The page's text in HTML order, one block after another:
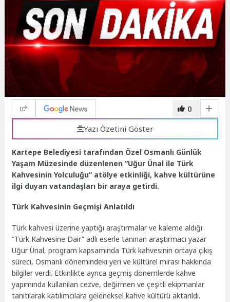
0
Yazı Özetini Göster
Kartepe Belediyesi tarafından Özel Osmanlı Günlük
Yaşam Müzesinde düzenlenen “Uğur Ünal ile Türk
Kahvesinin Yolculuğu” atölye etkinliği, kahve kültürüne
ilgi duyan vatandaşları bir araya getirdi.
Türk Kahvesinin Geçmişi Anlatıldı
Türk kahvesi üzerine yaptığı araştırmalar ve kaleme aldığı
“Türk Kahvesine Dair” adlı eserle tanınan araştırmacı yazar
Uğur Ünal, program kapsamında Türk kahvesinin ortaya çıkış
süreci, Osmanlı dönemindeki yeri ve kültürel mirası hakkında
bilgiler verdi. Etkinlikte ayrıca geçmiş dönemlerde kahve
yapımında kullanılan cezve, değirmen ve çeşitli ekipmanlar
tanıtılarak katılımcılara geleneksel kahve kültürü aktarıldı.